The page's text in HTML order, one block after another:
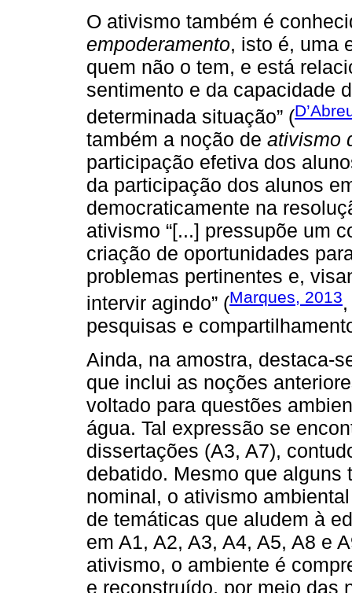
O ativismo também é
empoderamento, isto é, uma
quem não o tem, e está
sentimento e da capacidade
determinada situação” (
também a noção de ativismo
participação efetiva dos
da participação dos alunos
democraticamente na
ativismo “[...] pressupõe um
criação de oportunidades
problemas pertinentes e,
intervir agindo” (Marques, 2013
pesquisas e
Ainda, na amostra, destaca-
que inclui as noções
voltado para questões
água. Tal expressão se
dissertações (A3, A7),
debatido. Mesmo que alguns
nominal, o ativismo
de temáticas que aludem à
em A1, A2, A3, A4, A5, A8 e
ativismo, o ambiente é
e reconstruído, por meio das